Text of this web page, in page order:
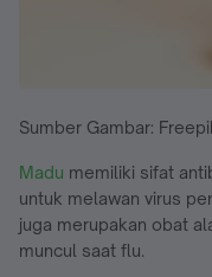
Sumber Gambar:
Madu memiliki sifat
untuk melawan virus
juga merupakan obat
muncul saat flu.